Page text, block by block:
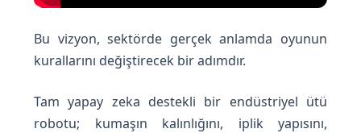
Bu vizyon, sektörde gerçek anlamda oyunun
kurallarını değiştirecek bir adımdır.
Tam yapay zeka destekli bir endüstriyel ütü
robotu; kumaşın kalınlığını, iplik yapısını,